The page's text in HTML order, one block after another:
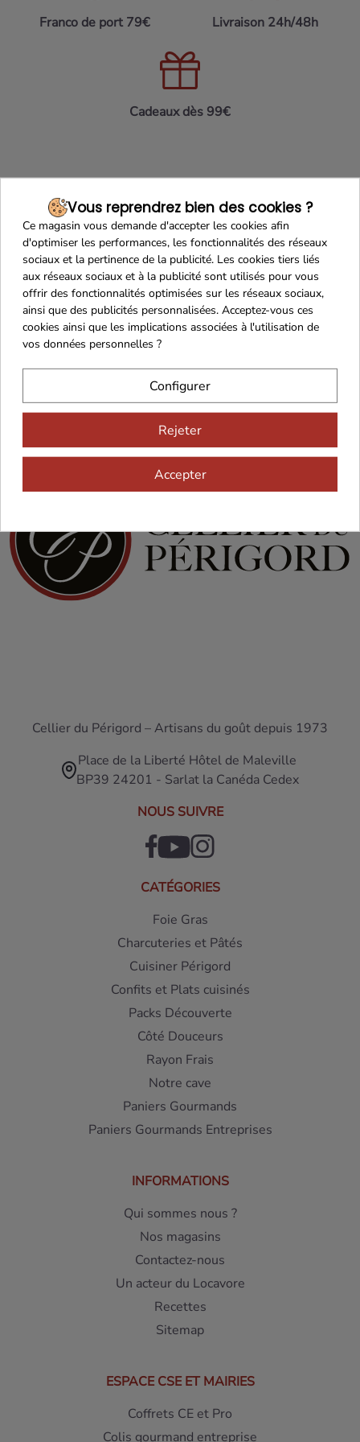
Franco de port 79€ Livraison 24h/48h
Cadeaux dès 99€
Recevez nos offres
spéciales
Cellier du Périgord – Artisans du goût depuis 1973
Place de la Liberté Hôtel de Maleville
BP39 24201 - Sarlat la Canéda Cedex
NOUS SUIVRE
CATÉGORIES
Foie Gras
Charcuteries et Pâtés
Cuisiner Périgord
Confits et Plats cuisinés
Packs Découverte
Côté Douceurs
Rayon Frais
Notre cave
Paniers Gourmands
Paniers Gourmands Entreprises
INFORMATIONS
Qui sommes nous ?
Nos magasins
Contactez-nous
Un acteur du Locavore
Recettes
Sitemap
ESPACE CSE ET MAIRIES
Coffrets CE et Pro
Colis gourmand entreprise
Vous reprendrez bien des cookies ?
Ce magasin vous demande d'accepter les cookies afin
d'optimiser les performances, les fonctionnalités des réseaux
sociaux et la pertinence de la publicité. Les cookies tiers liés
aux réseaux sociaux et à la publicité sont utilisés pour vous
offrir des fonctionnalités optimisées sur les réseaux sociaux,
ainsi que des publicités personnalisées. Acceptez-vous ces
cookies ainsi que les implications associées à l'utilisation de
vos données personnelles ?
Configurer
Rejeter
Accepter